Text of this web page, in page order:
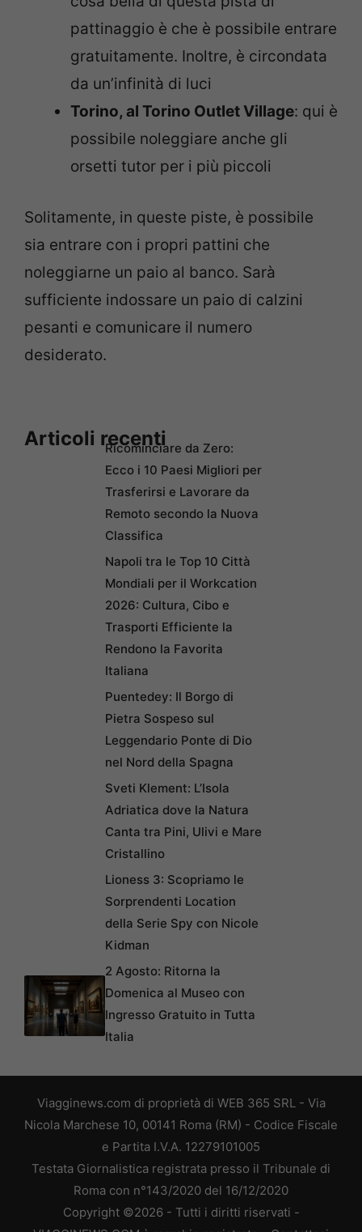
pattinaggio è che è possibile entrare
gratuitamente. Inoltre, è circondata
da un’infinità di luci
Torino, al Torino Outlet Village: qui è
possibile noleggiare anche gli
orsetti tutor per i più piccoli
Solitamente, in queste piste, è possibile
sia entrare con i propri pattini che
noleggiarne un paio al banco. Sarà
sufficiente indossare un paio di calzini
pesanti e comunicare il numero
desiderato.
Articoli recentiRicominciare da Zero:
Ecco i 10 Paesi Migliori per
Trasferirsi e Lavorare da
Remoto secondo la Nuova
Classifica
Napoli tra le Top 10 Città
Mondiali per il Workcation
2026: Cultura, Cibo e
Trasporti Efficiente la
Rendono la Favorita
Italiana
Puentedey: Il Borgo di
Pietra Sospeso sul
Leggendario Ponte di Dio
nel Nord della Spagna
Sveti Klement: L’Isola
Adriatica dove la Natura
Canta tra Pini, Ulivi e Mare
Cristallino
Lioness 3: Scopriamo le
Sorprendenti Location
della Serie Spy con Nicole
Kidman
2 Agosto: Ritorna la
Domenica al Museo con
Ingresso Gratuito in Tutta
Italia
Viagginews.com di proprietà di WEB 365 SRL - Via
Nicola Marchese 10, 00141 Roma (RM) - Codice Fiscale
e Partita I.V.A. 12279101005
Testata Giornalistica registrata presso il Tribunale di
Roma con n°143/2020 del 16/12/2020
Copyright ©2026 - Tutti i diritti riservati -